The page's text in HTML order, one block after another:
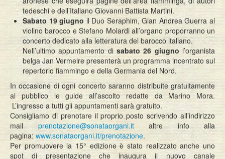
tedeschi e dell’Italiano Giovanni Battista Martini.
Sabato 19 giugno il Duo Seraphim, Gian Andrea Guerra al
violino barocco e Stefano Molardi all’organo proporranno un
concerto dedicato alla letteratura del barocco italiano.
Nell’ultimo appuntamento disabato 26 giugno l’organista
belga Jan Vermeire presenterà un programma incentrato sul
repertorio fiammingo e della Germania del Nord.
In occasione di ogni concerto saranno distribuite gratuitamente
al pubblico le guide all’ascolto redatte da Marino Mora.
L’ingresso a tutti gli appuntamenti sarà gratuito.
Consigliamo di prenotare il proprio posto scrivendo all’indirizzo
mail prenotazione@sonataorgani.italtre info alla
pagina: www.sonataorgani.it/prenotazione.
Per promuovere la 15° edizione è stato realizzato anche uno
spot di presentazione che inaugura il nuovo canale